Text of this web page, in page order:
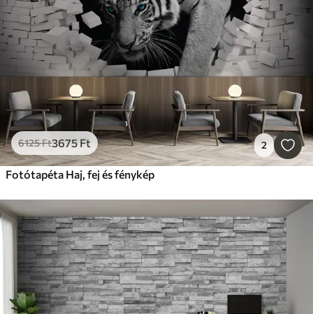
6125Ft3675Ft 2
Fotótapéta Haj, fej és fénykép